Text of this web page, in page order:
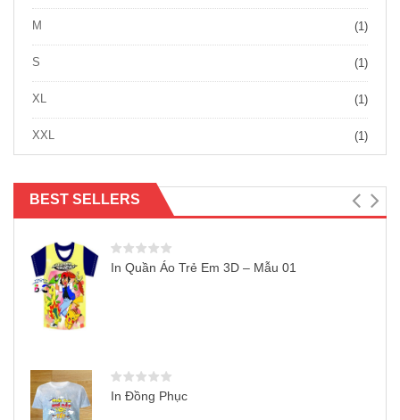
M (1)
S (1)
XL (1)
XXL (1)
BEST SELLERS
In Quần Áo Trẻ Em 3D – Mẫu 01
In Đồng Phục